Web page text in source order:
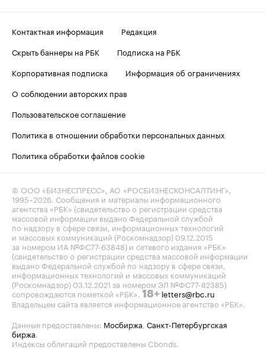
Контактная информация
Редакция
Скрыть баннеры на РБК
Подписка на РБК
Корпоративная подписка
Информация об ограничениях
О соблюдении авторских прав
Пользовательское соглашение
Политика в отношении обработки персональных данных
Политика обработки файлов cookie
© ООО «БИЗНЕСПРЕСС», АО «РОСБИЗНЕСКОНСАЛТИНГ»,
1995–2026 . Сообщения и материалы информационного
агентства «РБК» (свидетельство о регистрации средства
массовой информации выдано Федеральной службой
по надзору в сфере связи, информационных технологий
и массовых коммуникаций (Роскомнадзор) 09.12.2015
за номером ИА №ФС77-63848) и сетевого издания «РБК»
(свидетельство о регистрации средства массовой информации
выдано Федеральной службой по надзору в сфере связи,
информационных технологий и массовых коммуникаций
(Роскомнадзор) 03.12.2021 за номером ЭЛ №ФС77-82385)
сопровождаются пометкой «РБК». 18+ letters@rbc.ru
Владельцем сайта является информационное агентство «РБК».
Данные предоставлены: Мосбиржа Санкт-Петербургская
биржа
Индексы облигаций предоставлены Cbonds.